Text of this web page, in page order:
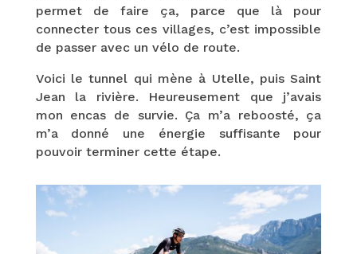
permet de faire ça, parce que là pour
connecter tous ces villages, c’est impossible
de passer avec un vélo de route.
Voici le tunnel qui mène à Utelle, puis Saint
Jean la rivière. Heureusement que j’avais
mon encas de survie. Ça m’a reboosté, ça
m’a donné une énergie suffisante pour
pouvoir terminer cette étape.